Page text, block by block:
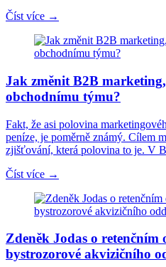
Číst více →
Jak změnit B2B
obchodnímu týmu?
Fakt, že asi polovina
peníze, je poměrně známý. Cílem
zjišťování, která polovina to je. V
Číst více →
Zdeněk Jodas o retenčním
bystrozorové akvizičního